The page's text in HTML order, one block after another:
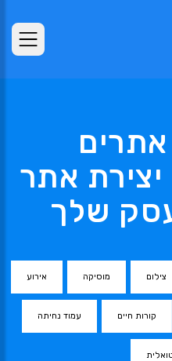
אתרים
אתר
שלך
צילום מוסיקה אירוע
קורות חיים עמוד נחיתה